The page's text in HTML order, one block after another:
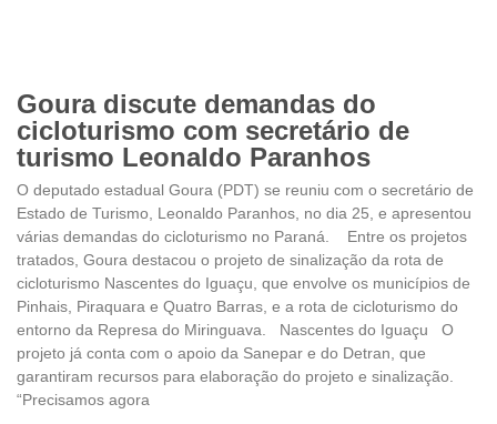
Goura discute demandas do
cicloturismo com secretário de
turismo Leonaldo Paranhos
O deputado estadual Goura (PDT) se reuniu com o secretário de
Estado de Turismo, Leonaldo Paranhos, no dia 25, e apresentou
várias demandas do cicloturismo no Paraná. Entre os projetos
tratados, Goura destacou o projeto de sinalização da rota de
cicloturismo Nascentes do Iguaçu, que envolve os municípios de
Pinhais, Piraquara e Quatro Barras, e a rota de cicloturismo do
entorno da Represa do Miringuava. Nascentes do Iguaçu O
projeto já conta com o apoio da Sanepar e do Detran, que
garantiram recursos para elaboração do projeto e sinalização.
“Precisamos agora